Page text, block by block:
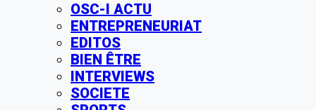
OSC-I ACTU
ENTREPRENEURIAT
EDITOS
BIEN ÊTRE
INTERVIEWS
SOCIETE